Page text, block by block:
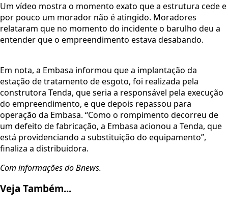
Um vídeo mostra o momento exato que a estrutura cede e
por pouco um morador não é atingido. Moradores
relataram que no momento do incidente o barulho deu a
entender que o empreendimento estava desabando.
Em nota, a Embasa informou que a implantação da
estação de tratamento de esgoto, foi realizada pela
construtora Tenda, que seria a responsável pela execução
do empreendimento, e que depois repassou para
operação da Embasa. “Como o rompimento decorreu de
um defeito de fabricação, a Embasa acionou a Tenda, que
está providenciando a substituição do equipamento”,
finaliza a distribuidora.
Com informações do Bnews.
Veja Também...